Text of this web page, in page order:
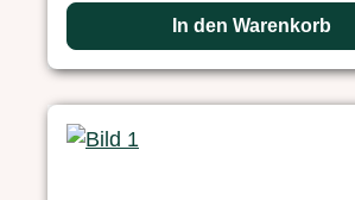
In den Warenkorb